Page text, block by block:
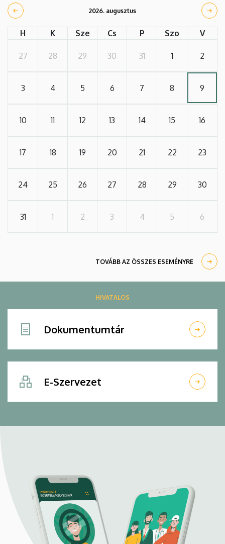
2026. augusztus
H K Sze Cs P Szo V
27 28 29 30 31 1 2
3 4 5 6 7 8 9
10 11 12 13 14 15 16
17 18 19 20 21 22 23
24 25 26 27 28 29 30
31 1 2 3 4 5 6
TOVÁBB AZ ÖSSZES ESEMÉNYRE
HIVATALOS
Dokumentumtár
E-Szervezet